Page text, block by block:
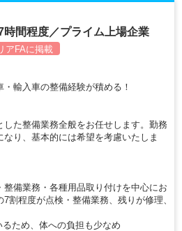
時間程度／プライム上場企業
アFAに掲載
輸入車の整備経験が積める！
た整備業務全般をお任せします。勤務
り、基本的には希望を考慮いたしま
整備業務・各種用品取り付けを中心にお
割程度が点検・整備業務、残りが修理、
ため、体への負担も少なめ